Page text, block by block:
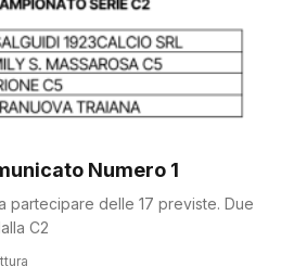
Numero 1
partecipare delle 17 previste. Due
C2